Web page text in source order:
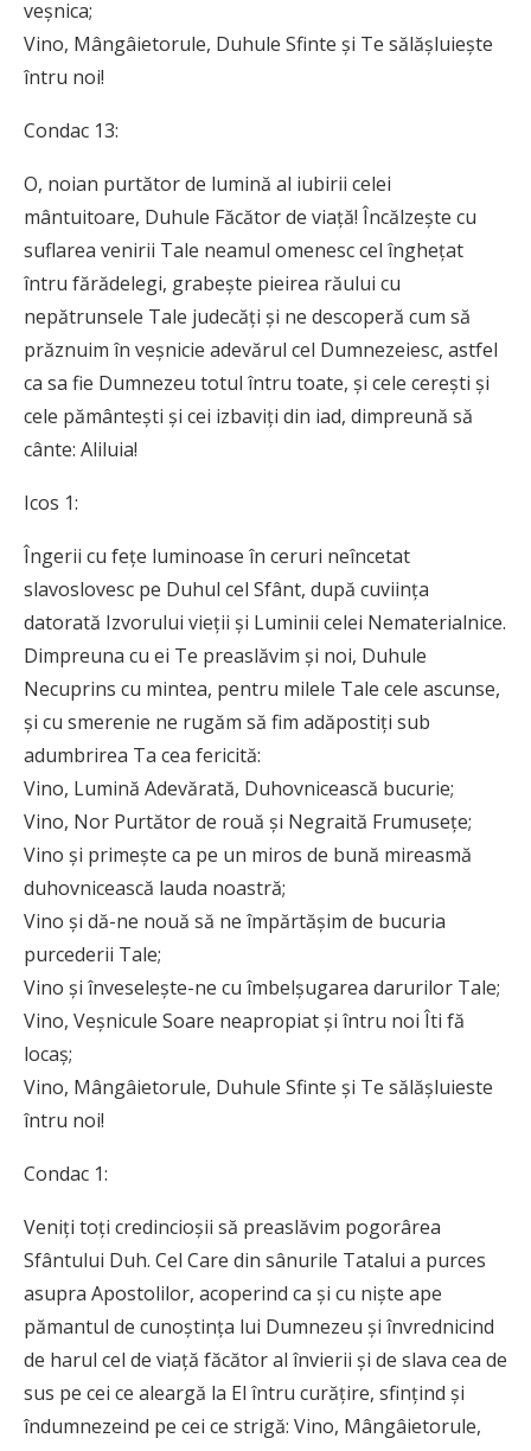
veșnica;
Vino, Mângâietorule, Duhule Sfinte și Te sălășluiește
întru noi!
Condac 13:
O, noian purtător de lumină al iubirii celei
mântuitoare, Duhule Făcător de viață! Încălzește cu
suflarea venirii Tale neamul omenesc cel înghețat
întru fărădelegi, grabește pieirea răului cu
nepătrunsele Tale judecăți și ne descoperă cum să
prăznuim în veșnicie adevărul cel Dumnezeiesc, astfel
ca sa fie Dumnezeu totul întru toate, și cele cerești și
cele pământești și cei izbaviți din iad, dimpreună să
cânte: Aliluia!
Icos 1:
Îngerii cu fețe luminoase în ceruri neîncetat
slavoslovesc pe Duhul cel Sfânt, după cuviința
datorată Izvorului vieții și Luminii celei Nematerialnice.
Dimpreuna cu ei Te preaslăvim și noi, Duhule
Necuprins cu mintea, pentru milele Tale cele ascunse,
și cu smerenie ne rugăm să fim adăpostiți sub
adumbrirea Ta cea fericită:
Vino, Lumină Adevărată, Duhovnicească bucurie;
Vino, Nor Purtător de rouă și Negraită Frumusețe;
Vino și primește ca pe un miros de bună mireasmă
duhovnicească lauda noastră;
Vino și dă-ne nouă să ne împărtășim de bucuria
purcederii Tale;
Vino și înveselește-ne cu îmbelșugarea darurilor Tale;
Vino, Veșnicule Soare neapropiat și întru noi Îti fă
locaș;
Vino, Mângâietorule, Duhule Sfinte și Te sălășluieste
întru noi!
Condac 1:
Veniți toți credincioșii să preaslăvim pogorârea
Sfântului Duh. Cel Care din sânurile Tatalui a purces
asupra Apostolilor, acoperind ca și cu niște ape
pămantul de cunoștința lui Dumnezeu și învrednicind
de harul cel de viață făcător al învierii și de slava cea de
sus pe cei ce aleargă la El întru curățire, sfințind și
îndumnezeind pe cei ce strigă: Vino, Mângâietorule,